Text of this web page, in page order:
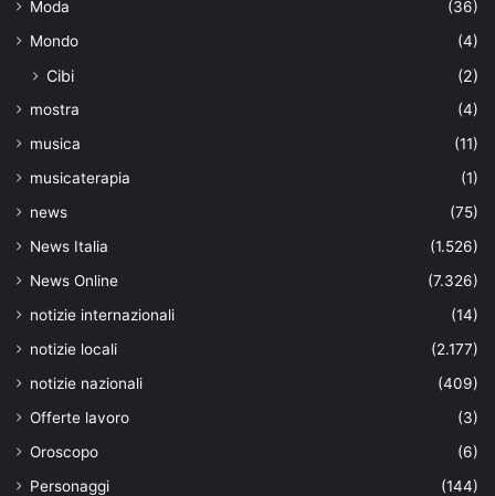
Moda
(36)
Mondo
(4)
Cibi (2)
mostra
(4)
musica
(11)
musicaterapia
(1)
news
(75)
News Italia
(1.526)
News Online
(7.326)
notizie internazionali
(14)
notizie locali
(2.177)
notizie nazionali
(409)
Offerte lavoro
(3)
Oroscopo
(6)
Personaggi
(144)